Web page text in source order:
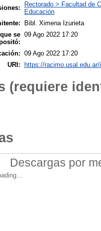
Rectorado > Facultad de
Educación
Bibl. Ximena Izurieta
se 09 Ago 2022 17:20
09 Ago 2022 17:20
URI:
https://
(requiere
Descargas por